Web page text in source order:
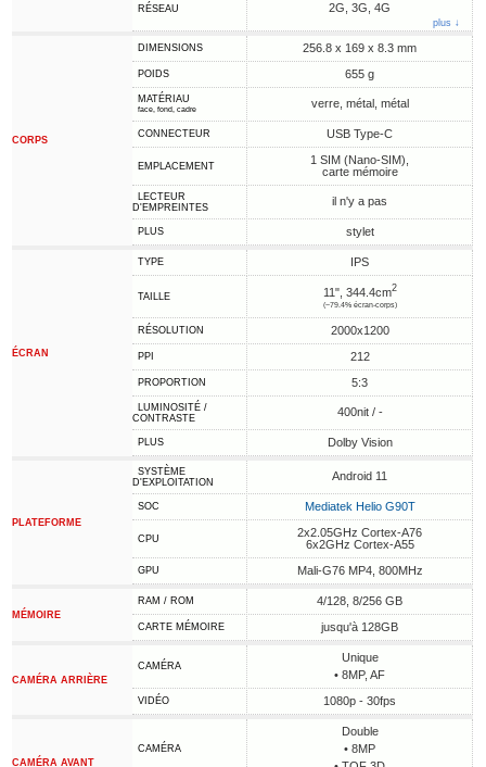
RÉSEAU 2G, 3G, 4G
plus ↓
CORPS
DIMENSIONS 256.8 x 169 x 8.3 mm
POIDS 655 g
MATÉRIAU
face, fond, cadre verre, métal, métal
CONNECTEUR USB Type-C
EMPLACEMENT
1 SIM (Nano-SIM),
carte mémoire
LECTEUR
D'EMPREINTES
il n'y a pas
PLUS stylet
ÉCRAN
TYPE IPS
TAILLE 11", 344.4cm2
(~79.4% écran-corps)
RÉSOLUTION 2000x1200
PPI 212
PROPORTION 5:3
LUMINOSITÉ /
CONTRASTE
400nit / -
PLUS Dolby Vision
PLATEFORME
SYSTÈME
D'EXPLOITATION
Android 11
SOC Mediatek Helio G90T
CPU
2x2.05GHz Cortex-A76
6x2GHz Cortex-A55
GPU Mali-G76 MP4, 800MHz
MÉMOIRE
RAM / ROM 4/128, 8/256 GB
CARTE MÉMOIRE jusqu'à 128GB
CAMÉRA ARRIÈRE
CAMÉRA
Unique
• 8MP, AF
VIDÉO 1080p - 30fps
CAMÉRA AVANT
CAMÉRA
Double
• 8MP